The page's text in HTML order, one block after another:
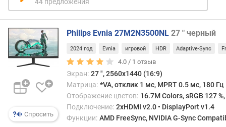
п
о
д
а
т
е
о
б
44 предложения
Спросить
Philips Evnia 27M2N3500NL 27 " черный
2024 год Evnia игровой HDR Adaptive-Sync
4.0 / 1 отзыв
Экран: 27 ", 2560x1440 (16:9)
Матрица: *VA, отклик 1 мс, MPRT 0.5 мс, 180 Гц
Отображение цветов: 16.7M Colors, sRGB 127
Подключение: 2xHDMI v2.0 • DisplayPort v1.4
Функции: AMD FreeSync, NVIDIA G-Sync